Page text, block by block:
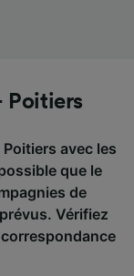
Poitiers
avec les
que le
de
Vérifiez